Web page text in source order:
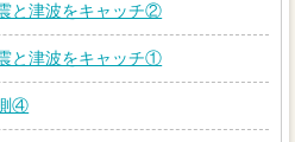
と津波をキャッチ②
と津波をキャッチ①
④